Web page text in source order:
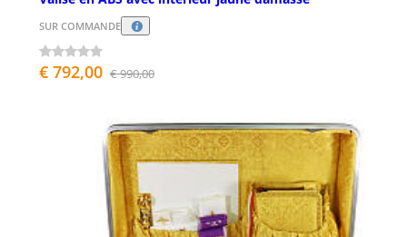
SUR COMMANDE
€ 792,00 € 990,00